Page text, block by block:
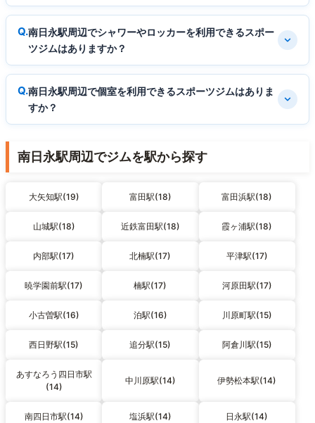
南日永駅周辺でシャワーやロッカーを利用できるスポー
ツジムはありますか？
南日永駅周辺で個室を利用できるスポーツジムはありま
すか？
南日永駅周辺でジムを駅から探す
大矢知駅(19) 富田駅(18) 富田浜駅(18)
山城駅(18) 近鉄富田駅(18) 霞ヶ浦駅(18)
内部駅(17) 北楠駅(17) 平津駅(17)
暁学園前駅(17) 楠駅(17) 河原田駅(17)
小古曽駅(16) 泊駅(16) 川原町駅(15)
西日野駅(15) 追分駅(15) 阿倉川駅(15)
あすなろう四日市駅
(14)
中川原駅(14) 伊勢松本駅(14)
南四日市駅(14) 塩浜駅(14) 日永駅(14)